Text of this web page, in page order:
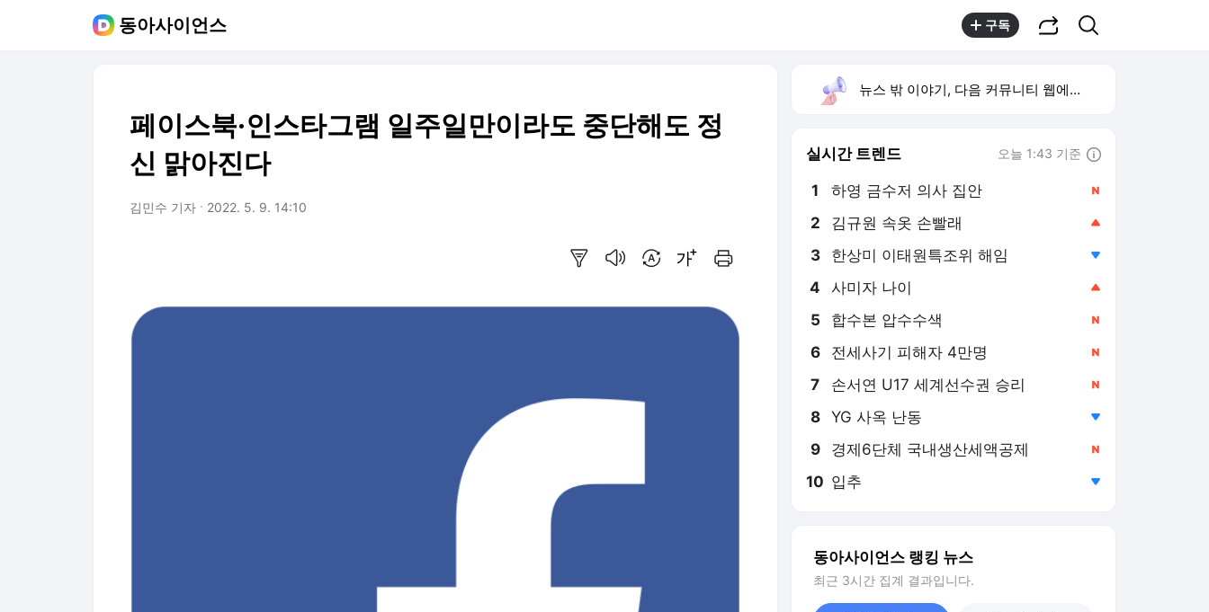
동아사이언스 구독
페이스북·인스타그램 일주일만이라도 중단해도 정
신 맑아진다
김민수 기자 2022. 5. 9. 14:10
뉴스 밖 이야기, 다음 커뮤니티 웹에서 보기
실시간 트렌드 오늘 1:43 기준
1 하영 금수저 의사 집안
2 김규원 속옷 손빨래
4 사미자 나이
5 합수본 압수수색
6 전세사기 피해자 4만명
7 손서연 U17 세계선수권 승리
8 YG 사옥 난동
9 경제6단체 국내생산세액공제
10 입추
동아사이언스 랭킹 뉴스
최근 3시간 집계 결과입니다.